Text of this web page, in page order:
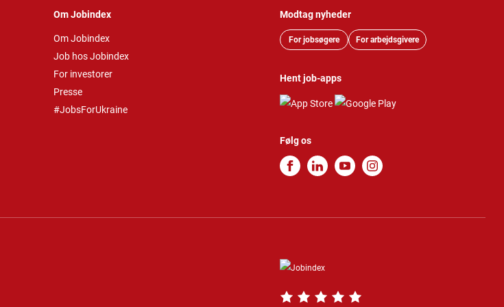
Om Jobindex
Om Jobindex
Job hos Jobindex
For investorer
Presse
#JobsForUkraine
Modtag nyheder
For jobsøgere For arbejdsgivere
Hent job-apps
Følg os